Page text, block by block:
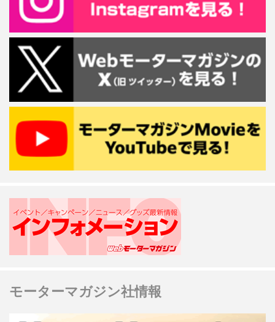
モーターマガジン社情報